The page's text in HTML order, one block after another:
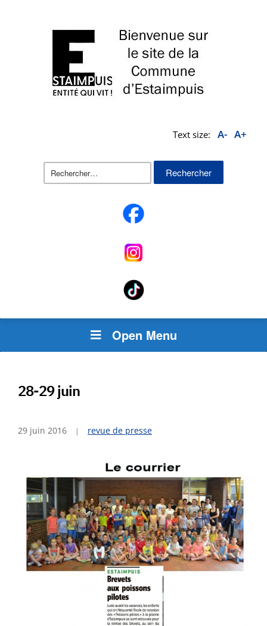
Text size: A- A+
Rechercher :
Open Menu
28-29 juin
29 juin 2016 revue de presse